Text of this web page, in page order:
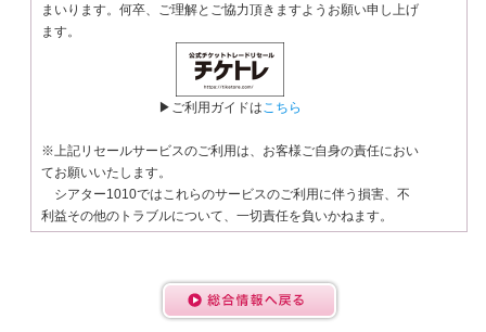
まいります。何卒、ご理解とご協力頂きますようお願い申し上げ
ます。
▶ご利用ガイドは こちら
※上記リセールサービスのご利用は、お客様ご自身の責任におい
てお願いいたします。
シアター1010ではこれらのサービスのご利用に伴う損害、不
利益その他のトラブルについて、一切責任を負いかねます。